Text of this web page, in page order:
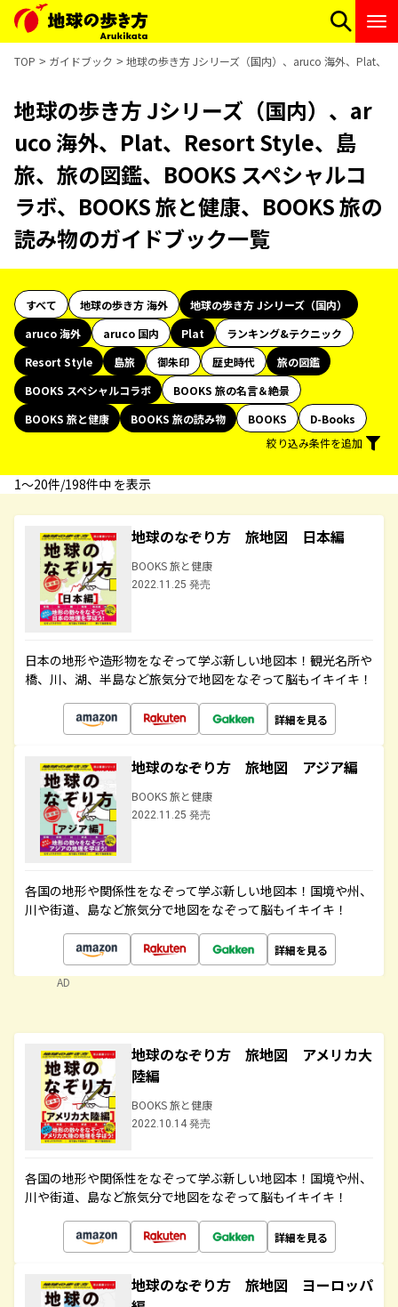
TOP ガイドブック 地球の歩き方 Jシリーズ（国内）、aruco 海外、Plat、
地球の歩き方 Jシリーズ（国内）、ar
uco 海外、Plat、Resort Style、島
旅、旅の図鑑、BOOKS スペシャルコ
ラボ、BOOKS 旅と健康、BOOKS 旅の
読み物のガイドブック一覧
すべて 地球の歩き方 海外
地球の歩き方 Jシリーズ（国内）
aruco 海外
aruco 国内 Plat
ランキング&テクニック
Resort Style
島旅 御朱印 歴史時代
旅の図鑑
BOOKS スペシャルコラボ
BOOKS 旅の名言＆絶景
BOOKS 旅と健康
BOOKS 旅の読み物 BOOKS
D-Books
絞り込み条件を追加
1〜20件/198件中 を表示
地球のなぞり方 旅地図 日本編
BOOKS 旅と健康
2022.11.25 発売
日本の地形や造形物をなぞって学ぶ新しい地図本！観光名所や
橋、川、湖、半島など旅気分で地図をなぞって脳もイキイキ！
詳細を見る
地球のなぞり方 旅地図 アジア編
BOOKS 旅と健康
2022.11.25 発売
各国の地形や関係性をなぞって学ぶ新しい地図本！国境や州、
川や街道、島など旅気分で地図をなぞって脳もイキイキ！
詳細を見る
AD
地球のなぞり方 旅地図 アメリカ大
陸編
BOOKS 旅と健康
2022.10.14 発売
各国の地形や関係性をなぞって学ぶ新しい地図本！国境や州、
川や街道、島など旅気分で地図をなぞって脳もイキイキ！
詳細を見る
地球のなぞり方 旅地図 ヨーロッパ